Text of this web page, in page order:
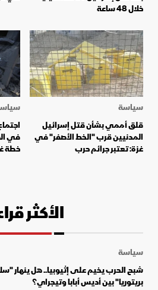
خلال 48 ساعة
سياسة
قلق أممي بشأن قتل إسرائيل
المدنيين قرب "الخط الأصفر" في
غزة: تعتبر جرائم حرب
في
خطة
الأكثر
سياسة
شبح الحرب يخيم على إثيوبيا.. هل ينهار
بريتوريا" بين أديس أبابا وتيجراي؟